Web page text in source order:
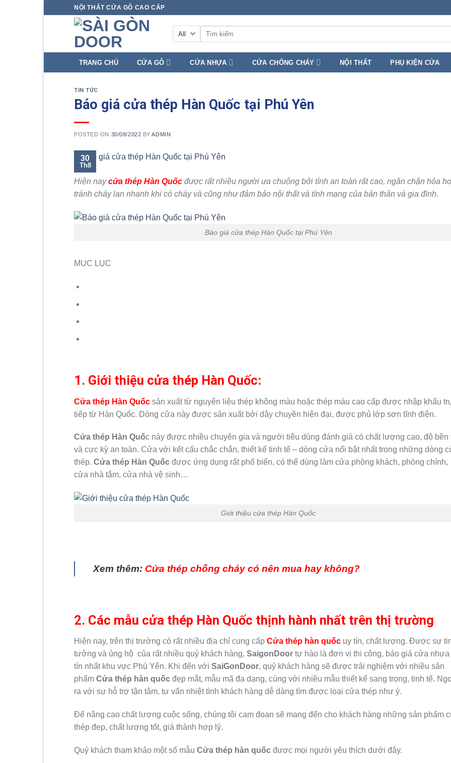
NỘI THẤT CỬA GỖ CAO CẤP
Tìm
TRANG CHỦ CỬA GỖ CỬA NHỰA CỬA CHỐNG CHÁY NỘI THẤT PHỤ KIỆN CỬA
TIN TỨC
Báo giá cửa thép Hàn Quốc tại Phú Yên
POSTED ON 30/08/2022 BYADMIN
30
Th8
Hiện naycửa thép Hàn Quốc được rất nhiều người ưa chuộng bởi tính an toàn rất cao, ngăn chặn hỏa
tránh cháy lan nhanh khi có cháy và cũng như đảm bảo nội thất và tính mạng của bản thân và gia đình.
Báo giá cửa thép Hàn Quốc tại Phú Yên
MỤC LỤC
1. Giới thiệu cửa thép Hàn Quốc:
Cửa thép Hàn Quốc sản xuất từ nguyên liệu thép không màu hoặc thép màu cao cấp được nhập khẩu
tiếp từ Hàn Quốc. Dòng cửa này được sản xuất bởi dây chuyền hiện đại, được phủ lớp sơn tĩnh điện.
Cửa thép Hàn Quốc này được nhiều chuyên gia và người tiêu dùng đánh giá có chất lượng cao, độ bền
và cực kỳ an toàn. Cửa với kết cấu chắc chắn, thiết kế tinh tế – dòng cửa nổi bật nhất trong những dòng
thép. Cửa thép Hàn Quốc được ứng dụng rất phổ biến, có thể dùng làm cửa phòng khách, phòng chính,
cửa nhà tắm, cửa nhà vệ sinh…
Giới thiệu cửa thép Hàn Quốc
Xem thêm: Cửa thép chống cháy có nên mua hay không?
2. Các mẫu cửa thép Hàn Quốc thịnh hành nhất trên thị trường
Hiện nay, trên thị trường có rất nhiều địa chỉ cung cấp Cửa thép hàn quốc uy tín, chất lượng. Được sự
tưởng và ủng hộ của rất nhiều quý khách hàng, SaigonDoor tự hào là đơn vị thi công, báo giá cửa nhựa
tín nhất khu vực Phú Yên. Khi đến với SaiGonDoor, quý khách hàng sẽ được trải nghiệm với nhiều sản
phẩm Cửa thép hàn quốc đẹp mắt, mẫu mã đa dạng, cùng với nhiều mẫu thiết kế sang trọng, tinh tế.
ra với sự hỗ trợ tận tâm, tư vấn nhiệt tình khách hàng dễ dàng tìm được loại cửa thép như ý.
Để nâng cao chất lượng cuộc sống, chúng tôi cam đoan sẽ mang đến cho khách hàng những sản phẩm
thép đẹp, chất lượng tốt, giá thành hợp lý.
Quý khách tham khảo một số mẫu Cửa thép hàn quốc được mọi người yêu thích dưới đây.